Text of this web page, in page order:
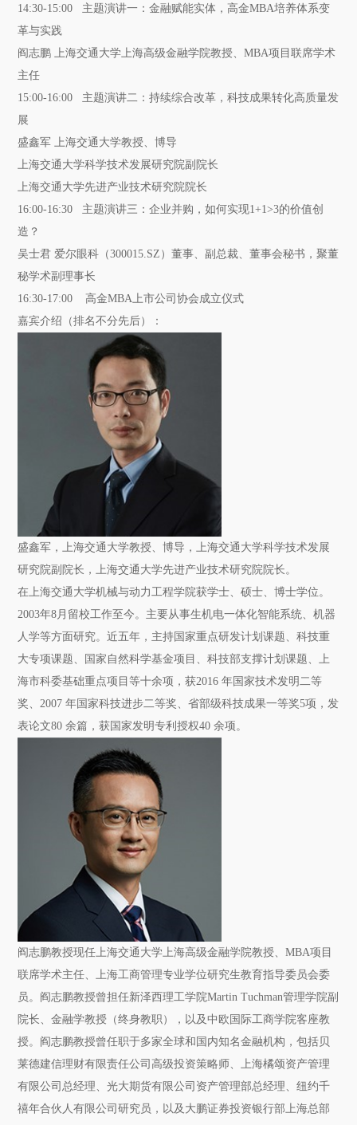
14:30-15:00 主题演讲一：金融赋能实体，高金MBA培养体系变
革与实践
阎志鹏 上海交通大学上海高级金融学院教授、MBA项目联席学术
主任
15:00-16:00 主题演讲二：持续综合改革，科技成果转化高质量发
展
盛鑫军 上海交通大学教授、博导
上海交通大学科学技术发展研究院副院长
上海交通大学先进产业技术研究院院长
16:00-16:30 主题演讲三：企业并购，如何实现1+1>3的价值创
造？
吴士君 爱尔眼科（300015.SZ）董事、副总裁、董事会秘书，聚董
秘学术副理事长
16:30-17:00 高金MBA上市公司协会成立仪式
嘉宾介绍 （排名不分先后）：
盛鑫军，上海交通大学教授、博导，上海交通大学科学技术发展
研究院副院长，上海交通大学先进产业技术研究院院长。
在上海交通大学机械与动力工程学院获学士、硕士、博士学位。
2003年8月留校工作至今。主要从事生机电一体化智能系统、机器
人学等方面研究。近五年，主持国家重点研发计划课题、科技重
大专项课题、国家自然科学基金项目、科技部支撑计划课题、上
海市科委基础重点项目等十余项，获2016 年国家技术发明二等
奖、2007 年国家科技进步二等奖、省部级科技成果一等奖5项，发
表论文80 余篇，获国家发明专利授权40 余项。
阎志鹏教授现任上海交通大学上海高级金融学院教授、MBA项目
联席学术主任、上海工商管理专业学位研究生教育指导委员会委
员。 阎志鹏教授曾担任新泽西理工学院Martin Tuchman管理学院副
院长、金融学教授（终身教职），以及中欧国际工商学院客座教
授。阎志鹏教授曾任职于多家全球和国内知名金融机构，包括贝
莱德建信理财有限责任公司高级投资策略师、上海橘颂资产管理
有限公司总经理、光大期货有限公司资产管理部总经理、纽约千
禧年合伙人有限公司研究员，以及大鹏证券投资银行部上海总部